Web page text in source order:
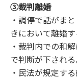
③裁判離婚
・調停で話がま
きにおいて離婚す
・裁判内での和
で判断が下される
・民法が規定す